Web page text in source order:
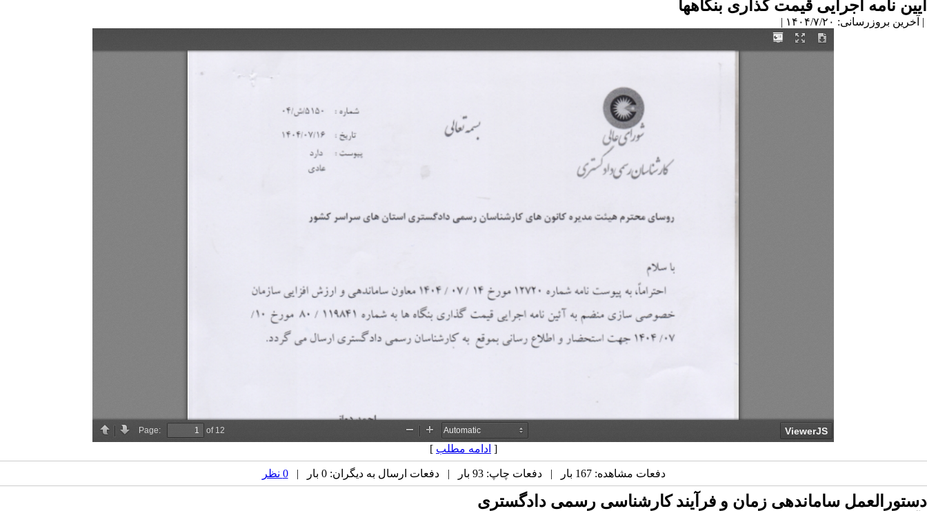
آیین نامه اجرایی قیمت گذاری بنگاهها
| آخرین بروزرسانی: ۱۴۰۴/۷/۲۰ |
[ ادامه مطلب ]
دفعات مشاهده: 167 بار | دفعات چاپ: 93 بار | دفعات ارسال به دیگران: 0 بار | 0 نظر
دستورالعمل ساماندهی زمان و فرآیند کارشناسی رسمی دادگستری